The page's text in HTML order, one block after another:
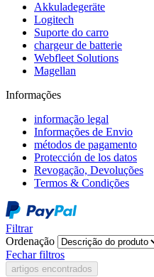
Akkuladegeräte
Logitech
Suporte do carro
chargeur de batterie
Webfleet Solutions
Magellan
Informações
informação legal
Informações de Envio
métodos de pagamento
Protección de los datos
Revogação, Devoluções
Termos & Condições
Filtrar
Ordenação
Fechar filtros
artigos encontrados